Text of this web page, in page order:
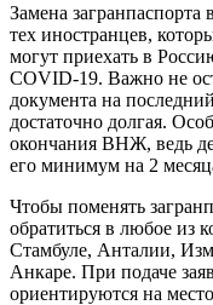
Замена
тех иностранцев,
могут приехать в
COVID-19. Важно не
документа на
достаточно долгая.
окончания ВНЖ, ведь
его минимум на 2
Чтобы поменять
обратиться в любое из
Стамбуле, Анталии,
Анкаре. При подаче
ориентируются на